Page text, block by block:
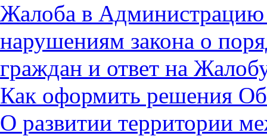
Жалоба в Администрацию
нарушениям закона о
граждан и ответ на
Как оформить решения
О развитии территории